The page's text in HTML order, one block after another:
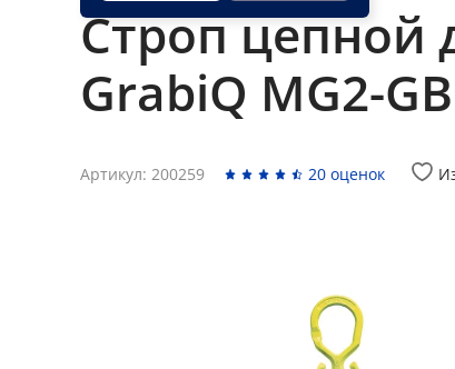
Строп цепной
GrabiQ MG2-
Артикул: 200259 20 оценок